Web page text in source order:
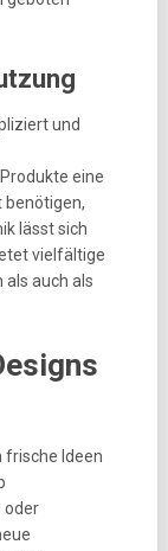
und
eine
benötigen,
lässt sich
vielfältige
als auch als
frische Ideen
oder